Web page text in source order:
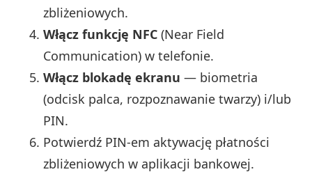
zbliżeniowych.
Włącz funkcję NFC (Near Field
Communication) w telefonie.
Włącz blokadę ekranu — biometria
(odcisk palca, rozpoznawanie twarzy) i/lub
PIN.
Potwierdź PIN-em aktywację płatności
zbliżeniowych w aplikacji bankowej.